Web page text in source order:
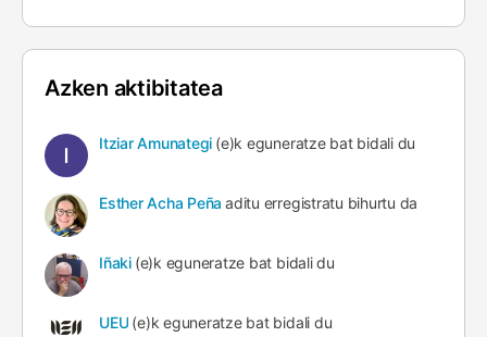
Azken aktibitatea
Itziar Amunategi (e)k eguneratze bat bidali du
Esther Acha Peña aditu erregistratu bihurtu da
Iñaki (e)k eguneratze bat bidali du
UEU (e)k eguneratze bat bidali du